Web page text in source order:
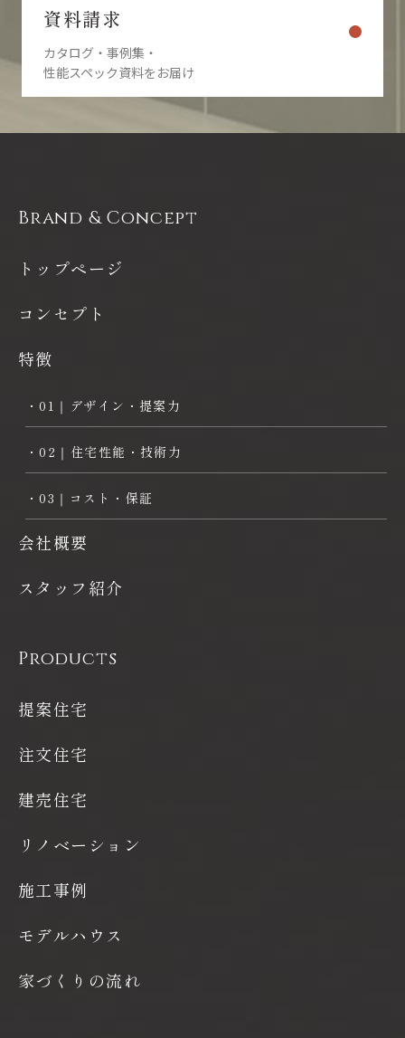
います）の運営にあたり、下記の各条項に定める事項については、免
本サイトをご利用のお客様（以下、単に「お客様」といいます）は、
本免責事項の内容をご承諾頂いたものと見なしますので、ご了承くだ
本サイトに掲載する情報には充分に注意を払っていますが、その内容
す。
当社は、本サイトにおける各種サービスまたは各種情報の提供または
関連して発生したお客様または第三者の損害について、一切の責任を
負わないものとします。情報の閲覧やサービスの提供を受けるにあた
ていただきますようお願いいたします。
当社は、本サイトからリンクしている他のウェブサイトに含まれてい
トが掲げる条件に従い、お客様ご自身の責任においてご利用下さい。
供しているにすぎず、これらのウェブサイトの利用や掲載商品、サー
必ずしも提携・協力等の特別な関係があることを意味するものではあ
資料請求
カタログ・事例集・
性能スペック資料をお届け
Brand & Concept
トップページ
コンセプト
特徴
・01｜デザイン・提案力
・02｜住宅性能・技術力
・03｜コスト・保証
会社概要
スタッフ紹介
Products
提案住宅
注文住宅
建売住宅
リノベーション
施工事例
モデルハウス
家づくりの流れ